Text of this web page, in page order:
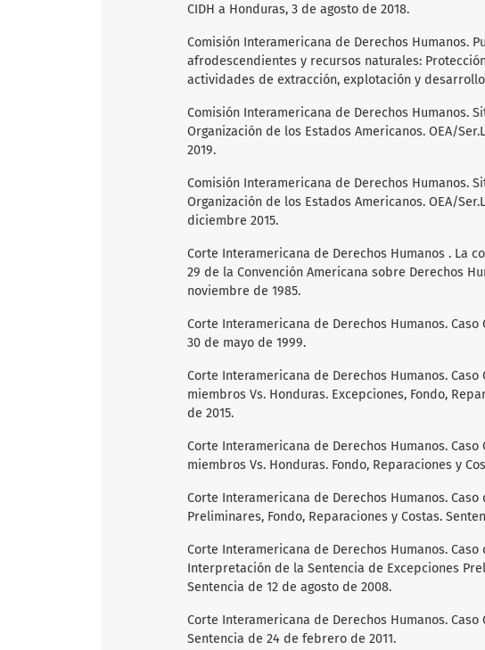
CIDH a Honduras, 3 de agosto de 2018.
Comisión Interamericana de Derechos Humanos.
afrodescendientes y recursos naturales:
actividades de extracción, explotación y
Comisión Interamericana de Derechos Humanos.
Organización de los Estados Americanos. OEA/
2019.
Comisión Interamericana de Derechos Humanos.
Organización de los Estados Americanos. OEA/
diciembre 2015.
Corte Interamericana de Derechos Humanos . La
29 de la Convención Americana sobre Derechos
noviembre de 1985.
Corte Interamericana de Derechos Humanos.
30 de mayo de 1999.
Corte Interamericana de Derechos Humanos.
miembros Vs. Honduras. Excepciones, Fondo,
de 2015.
Corte Interamericana de Derechos Humanos.
miembros Vs. Honduras. Fondo, Reparaciones y
Corte Interamericana de Derechos Humanos.
Preliminares, Fondo, Reparaciones y Costas.
Corte Interamericana de Derechos Humanos. Caso
Interpretación de la Sentencia de Excepciones
Sentencia de 12 de agosto de 2008.
Corte Interamericana de Derechos Humanos. Caso
Sentencia de 24 de febrero de 2011.